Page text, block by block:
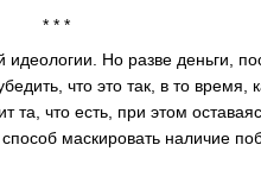
* * *
Но разве деньги,
что это так, в то время,
та, что есть, при этом
маскировать наличие